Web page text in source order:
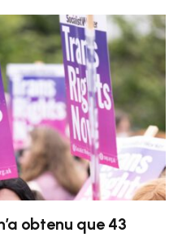
obtenu que 43